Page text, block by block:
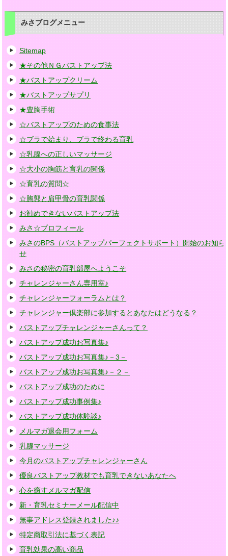
みさブログメニュー
Sitemap
★その他ＮＧバストアップ法
★バストアップクリーム
★バストアップサプリ
★豊胸手術
☆バストアップのための食事法
☆ブラで始まり、ブラで終わる育乳
☆乳腺への正しいマッサージ
☆大小の胸筋と育乳の関係
☆育乳の質問☆
☆胸郭と肩甲骨の育乳関係
お勧めできないバストアップ法
みさ☆プロフィール
みさのBPS（バストアップパーフェクトサポート）開始のお知ら
せ
みさの秘密の育乳部屋へようこそ
チャレンジャーさん専用室♪
チャレンジャーフォーラムとは？
チャレンジャー倶楽部に参加するとあなたはどうなる？
バストアップチャレンジャーさんって？
バストアップ成功お写真集♪
バストアップ成功お写真集♪－3－
バストアップ成功お写真集♪－２－
バストアップ成功のために
バストアップ成功事例集♪
バストアップ成功体験談♪
メルマガ退会用フォーム
乳腺マッサージ
今月のバストアップチャレンジャーさん
優良バストアップ教材でも育乳できないあなたへ
心を癒すメルマガ配信
新・育乳セミナーメール配信中
無事アドレス登録されました♪♪
特定商取引法に基づく表記
育乳効果の高い商品